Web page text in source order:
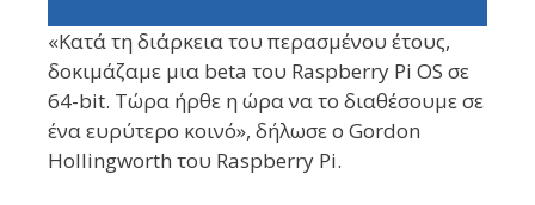
«Κατά τη διάρκεια του περασμένου έτους,
δοκιμάζαμε μια beta του Raspberry Pi OS σε
64-bit. Τώρα ήρθε η ώρα να το διαθέσουμε σε
ένα ευρύτερο κοινό», δήλωσε ο Gordon
Hollingworth του Raspberry Pi.